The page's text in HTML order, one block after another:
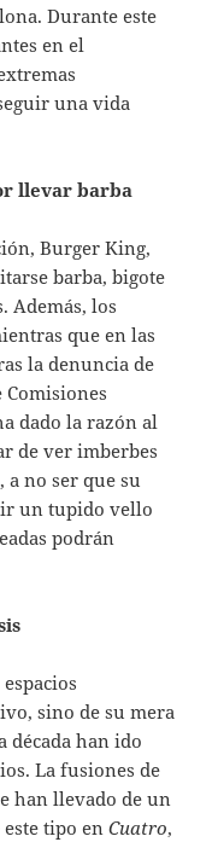
Durante este
en el
una vida
llevar barba
Burger King,
barba, bigote
Además, los
que en las
la denuncia de
dado la razón al
de ver imberbes
a no ser que su
un tupido vello
podrán
sino de su mera
década han ido
La fusiones de
han llevado de un
este tipo enCuatro,